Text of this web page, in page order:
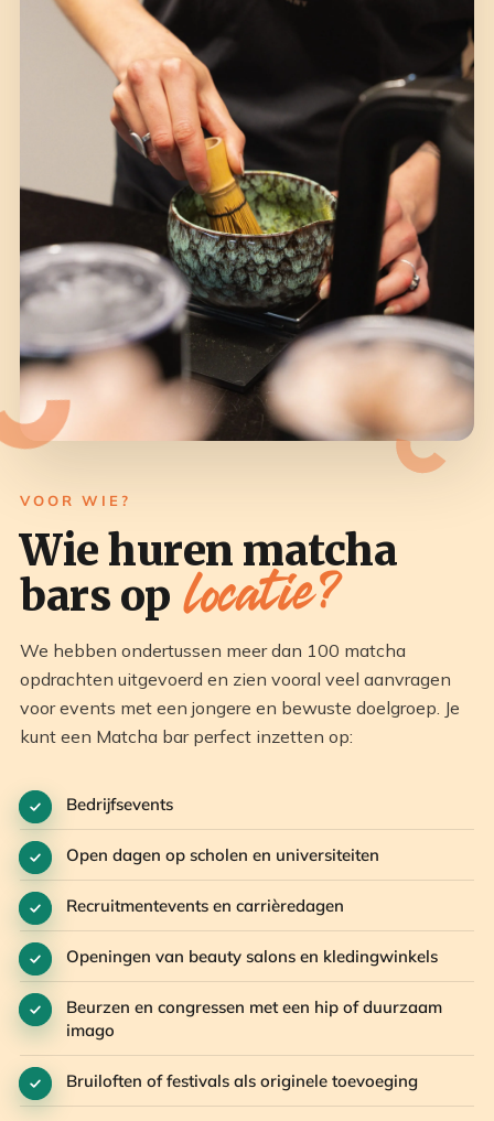
VOOR WIE?
Wie huren matcha
bars op locatie?
We hebben ondertussen meer dan 100 matcha
opdrachten uitgevoerd en zien vooral veel aanvragen
voor events met een jongere en bewuste doelgroep. Je
kunt een Matcha bar perfect inzetten op:
Bedrijfsevents
Open dagen op scholen en universiteiten
Recruitmentevents en carrièredagen
Openingen van beauty salons en kledingwinkels
Beurzen en congressen met een hip of duurzaam
imago
Bruiloften of festivals als originele toevoeging